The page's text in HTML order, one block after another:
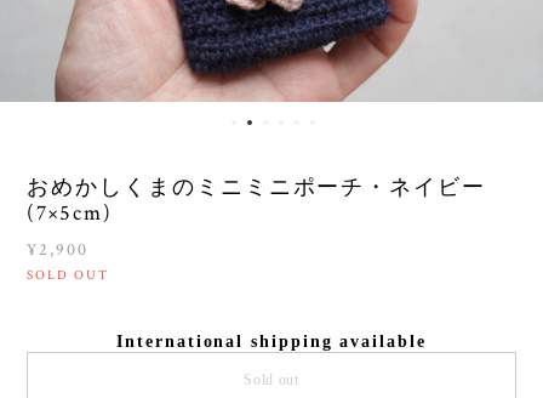
おめかしくまのミニミニポーチ・ネイビー
(7×5cm)
¥2,900
SOLD OUT
International shipping available
Sold out